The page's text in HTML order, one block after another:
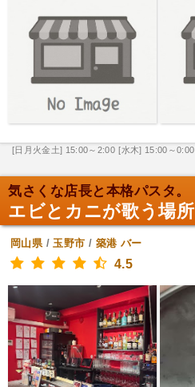
[日月火金土] 15:00～2:00 [水木] 15:00～0:00
気さくな店長と本格パスタ。
エビとカニが歌う場所
岡山県/玉野市 / 築港 バー
4.5